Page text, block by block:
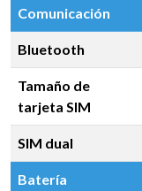
Comunicación
Bluetooth
Tamaño de
tarjeta SIM
SIM dual
Batería